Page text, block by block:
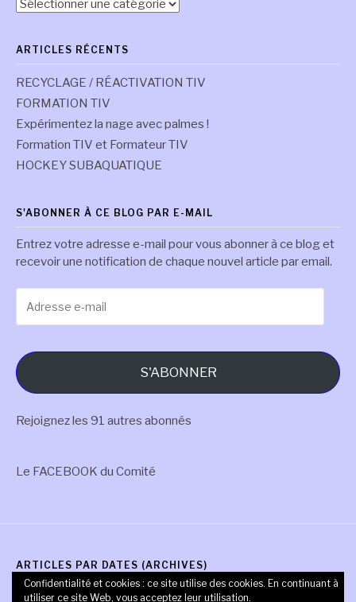
ARTICLES RÉCENTS
RECYCLAGE / RÉACTIVATION TIV
FORMATION TIV
Expérimentez la nage avec palmes !
Formation TIV et Formateur TIV
HOCKEY SUBAQUATIQUE
S'ABONNER À CE BLOG PAR E-MAIL
Entrez votre adresse e-mail pour vous abonner à ce blog et
recevoir une notification de chaque nouvel article par email.
e-
S'ABONNER
Rejoignez les 91 autres abonnés
Le FACEBOOK du Comité
ARTICLES PAR DATES (ARCHIVES)
Articles
Confidentialité et cookies : ce site utilise des cookies. En continuant à
utiliser ce site Web, vous acceptez leur utilisation.